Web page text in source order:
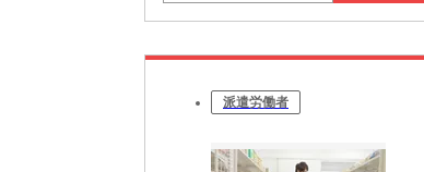
派遣労働者